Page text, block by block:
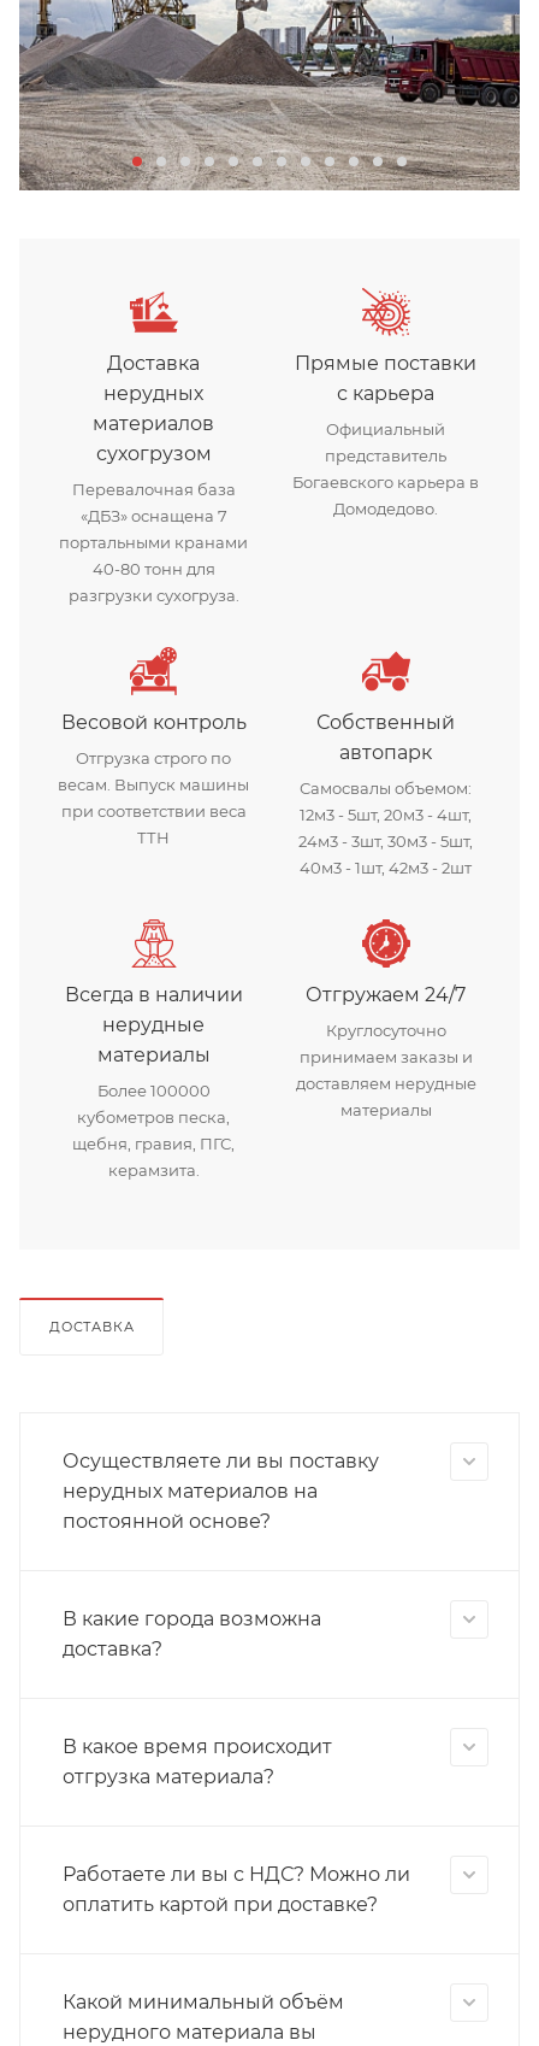
Доставка
нерудных
материалов
сухогрузом
Перевалочная база
«ДБЗ» оснащена 7
портальными кранами
40-80 тонн для
разгрузки сухогруза.
Прямые поставки
с карьера
Официальный
представитель
Богаевского карьера в
Домодедово.
Весовой контроль
Отгрузка строго по
весам. Выпуск машины
при соответствии веса
ТТН
Собственный
автопарк
Самосвалы объемом:
12м3 - 5шт, 20м3 - 4шт,
24м3 - 3шт, 30м3 - 5шт,
40м3 - 1шт, 42м3 - 2шт
Всегда в наличии
нерудные
материалы
Более 100000
кубометров песка,
щебня, гравия, ПГС,
керамзита.
Отгружаем 24/7
Круглосуточно
принимаем заказы и
доставляем нерудные
материалы
ДОСТАВКА
Осуществляете ли вы поставку
нерудных материалов на
постоянной основе?
В какие города возможна
доставка?
В какое время происходит
отгрузка материала?
Работаете ли вы с НДС? Можно ли
оплатить картой при доставке?
Какой минимальный объём
нерудного материала вы